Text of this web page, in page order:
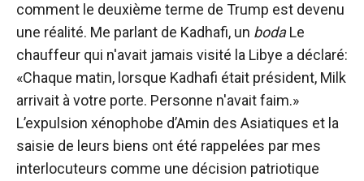
comment le deuxième terme de Trump est devenu
une réalité. Me parlant de Kadhafi, un bodaLe
chauffeur qui n'avait jamais visité la Libye a déclaré:
«Chaque matin, lorsque Kadhafi était président, Milk
arrivait à votre porte. Personne n'avait faim.»
L’expulsion xénophobe d’Amin des Asiatiques et la
saisie de leurs biens ont été rappelées par mes
interlocuteurs comme une décision patriotique